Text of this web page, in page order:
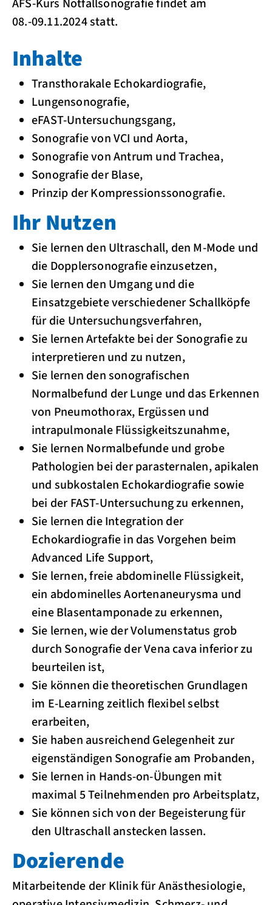
AFS-Kurs Notfall­sonografie findet am
08.-09.11.2024 statt.
Inhalte
Transthorakale Echokardiografie,
Lungensonografie,
eFAST-Untersuchungsgang,
Sonografie von VCI und Aorta,
Sonografie von Antrum und Trachea,
Sonografie der Blase,
Prinzip der Kompressionssonografie.
Ihr Nutzen
Sie lernen den Ultraschall, den M-Mode und
die Dopplersonografie einzusetzen,
Sie lernen den Umgang und die
Einsatzgebiete verschiedener Schallköpfe
für die Untersuchungsverfahren,
Sie lernen Artefakte bei der Sonografie zu
interpretieren und zu nutzen,
Sie lernen den sonografischen
Normalbefund der Lunge und das Erkennen
von Pneumothorax, Ergüssen und
intrapulmonale Flüssigkeitszunahme,
Sie lernen Normalbefunde und grobe
Pathologien bei der parasternalen, apikalen
und subkostalen Echokardiografie sowie
bei der FAST-Untersuchung zu erkennen,
Sie lernen die Integration der
Echokardiografie in das Vorgehen beim
Advanced Life Support,
Sie lernen, freie abdominelle Flüssigkeit,
ein abdominelles Aortenaneurysma und
eine Blasentamponade zu erkennen,
Sie lernen, wie der Volumenstatus grob
durch Sonografie der Vena cava inferior zu
beurteilen ist,
Sie können die theoretischen Grundlagen
im E-Learning zeitlich flexibel selbst
erarbeiten,
Sie haben ausreichend Gelegenheit zur
eigenständigen Sonografie am Probanden,
Sie lernen in Hands-on-Übungen mit
maximal 5 Teilnehmenden pro Arbeitsplatz,
Sie können sich von der Begeisterung für
den Ultra­schall anstecken lassen.
Dozierende
Mitarbeitende der Klinik für Anästhesiologie,